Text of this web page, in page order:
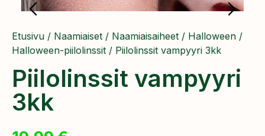
Etusivu / Naamiaiset / Naamiaisaiheet / Halloween /
Halloween-piilolinssit / Piilolinssit vampyyri 3kk
Piilolinssit vampyyri
3kk